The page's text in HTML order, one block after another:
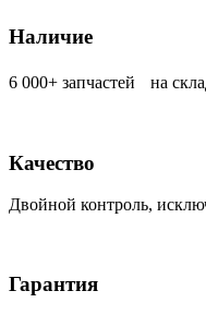
Наличие
6 000+ запчастей на
Качество
Двойной контроль,
Гарантия